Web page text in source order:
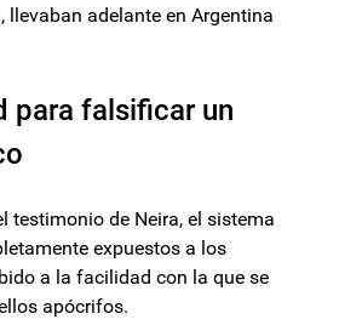
llevaban adelante en Argentina
para falsificar un
testimonio de Neira, el sistema
expuestos a los
a la facilidad con la que se
apócrifos.